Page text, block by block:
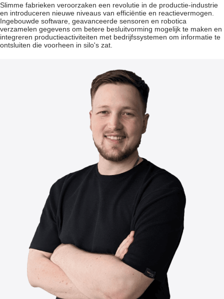
Slimme fabrieken veroorzaken een revolutie in de productie-industrie
en introduceren nieuwe niveaus van efficiëntie en reactievermogen.
Ingebouwde software, geavanceerde sensoren en robotica
verzamelen gegevens om betere besluitvorming mogelijk te maken en
integreren productieactiviteiten met bedrijfssystemen om informatie te
ontsluiten die voorheen in silo's zat.